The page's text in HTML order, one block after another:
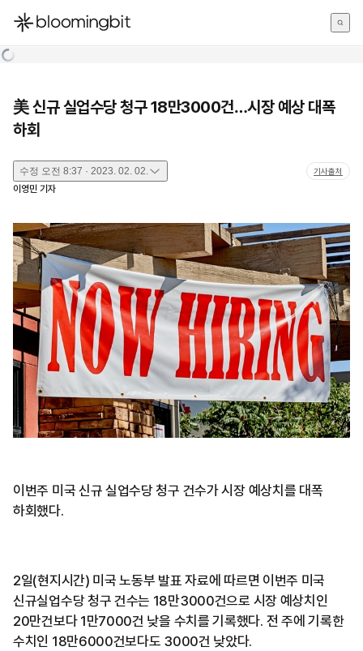
한국어
美 신규 실업수당 청구 18만3000건…시장 예상 대폭
하회
수정 오전 8:37 · 2023. 02. 02. 기사출처
이영민 기자
이번주 미국 신규 실업수당 청구 건수가 시장 예상치를 대폭
하회했다.
2일(현지시간) 미국 노동부 발표 자료에 따르면 이번주 미국
신규실업수당 청구 건수는 18만3000건으로 시장 예상치인
20만건보다 1만7000건 낮을 수치를 기록했다. 전 주에 기록한
수치인 18만6000건보다도 3000건 낮았다.